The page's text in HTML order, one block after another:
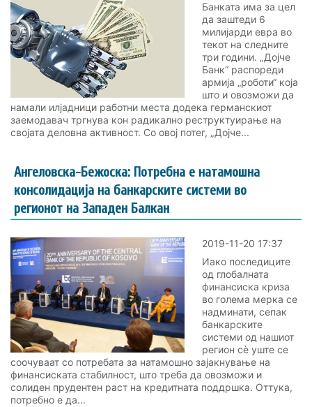
Банката има за цел
да заштеди 6
милијарди евра во
текот на следните
три години. „Дојче
Банк“ распореди
армија „роботи“ која
што и овозможи да
намали илјадници работни места додека германскиот
заемодавач тргнува кон радикално реструктуирање на
својата деловна активност. Со овој потег, „Дојче...
Ангеловска-Бежоска: Потребна е натамошна
консолидација на банкарските системи во
регионот на Западен Балкан
2019-11-20 17:37
Иако последиците
од глобалната
финансиска криза
во голема мерка се
надминати, сепак
банкарските
системи од нашиот
регион сè уште се
соочуваат со потребата за натамошно зајакнување на
финансиската стабилност, што треба да овозможи и
солиден прудентен раст на кредитната поддршка. Оттука,
потребно е да...